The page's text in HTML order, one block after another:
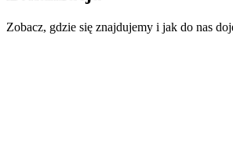
Zobacz, gdzie się znajdujemy i jak do nas